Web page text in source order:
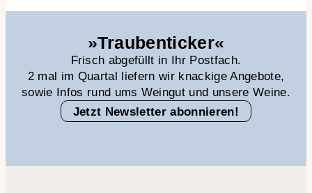
»Traubenticker«
Frisch abgefüllt in Ihr Postfach.
2 mal im Quartal liefern wir knackige Angebote,
sowie Infos rund ums Weingut und unsere Weine.
Jetzt Newsletter abonnieren!